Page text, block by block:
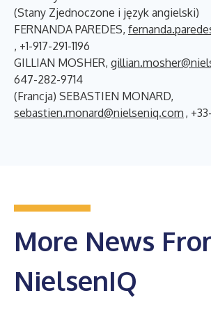
(Stany Zjednoczone i język angielski)
FERNANDA PAREDES,
, +1-917-291-1196
GILLIAN MOSHER,
647-282-9714
(Francja) SEBASTIEN MONARD,
sebastien.monard@nielseniq.com ,
More News
NielsenIQ